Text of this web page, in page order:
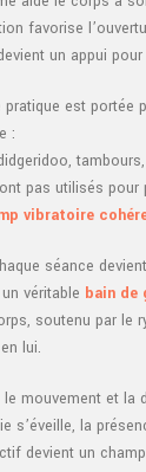
favorise
un appui
pratique est portée
:
pas utilisés pour
vibratoire
séance
véritable bain de
soutenu par le
lui.
le mouvement et la
s’éveille, la
devient un